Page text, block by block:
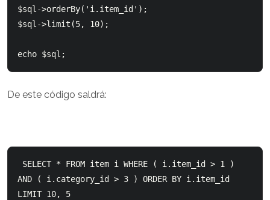
$sql->orderBy('i.item_id');
$sql->limit(5, 10);
De este código saldrá:
AND ( i.category_id > 3 ) ORDER BY i.item_id
LIMIT 10, 5